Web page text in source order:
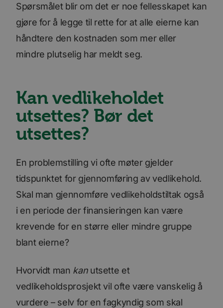
Spørsmålet blir om det er noe fellesskapet kan
gjøre for å legge til rette for at alle eierne kan
håndtere den kostnaden som mer eller
mindre plutselig har meldt seg.
Kan vedlikeholdet
utsettes? Bør det
utsettes?
En problemstilling vi ofte møter gjelder
tidspunktet for gjennomføring av vedlikehold.
Skal man gjennomføre vedlikeholdstiltak også
i en periode der finansieringen kan være
krevende for en større eller mindre gruppe
blant eierne?
Hvorvidt man kan utsette et
vedlikeholdsprosjekt vil ofte være vanskelig å
vurdere – selv for en fagkyndig som skal